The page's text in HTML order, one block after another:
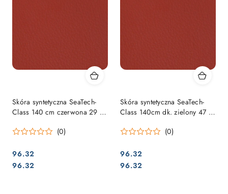
Skóra syntetyczna SeaTech-
Class 140 cm czerwona 29 /
(0)
Cena:
96.32
Cena:
96.32
Skóra syntetyczna SeaTech-
Class 140cm dk. zielony 47 /
(0)
Cena:
96.32
Cena:
96.32